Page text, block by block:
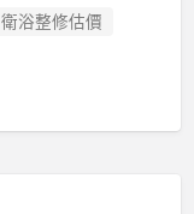
衛浴整修估價